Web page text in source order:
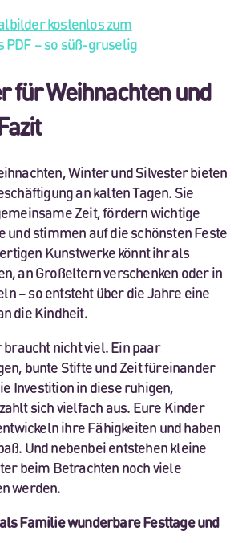
kostenlos zum
PDF – so süß-gruselig
für Weihnachten und
Winter und Silvester bieten
an kalten Tagen. Sie
Zeit, fördern wichtige
stimmen auf die schönsten Feste
Kunstwerke könnt ihr als
an Großeltern verschenken oder in
– so entsteht über die Jahre eine
die Kindheit.
nicht viel. Ein paar
bunte Stifte und Zeit füreinander
Investition in diese ruhigen,
sich vielfach aus. Eure Kinder
ihre Fähigkeiten und haben
Und nebenbei entstehen kleine
beim Betrachten noch viele
werden.
Familie wunderbare Festtage und